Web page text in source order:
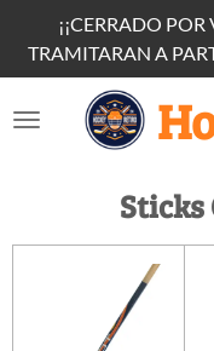
contenido
principal
¡¡CERRADO
TRAMITARAN A